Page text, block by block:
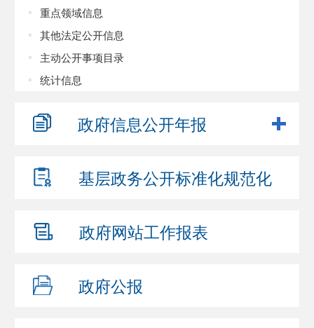
重点领域信息
其他法定公开信息
主动公开事项目录
统计信息
政府信息公开年报
基层政务公开标准化规范化
政府网站工作报表
政府公报